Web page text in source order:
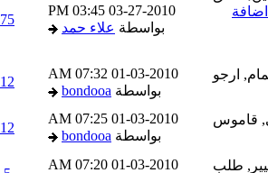
03-27-2010
03:45 PM
بواسطةعلاء حمد
75
01-03-2010
07:32 AM
بواسطةbondooa
12
01-03-2010
07:25 AM
بواسطةbondooa
12
01-03-2010
07:20 AM